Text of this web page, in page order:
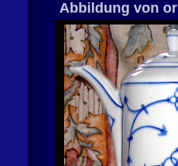
Abbildung von